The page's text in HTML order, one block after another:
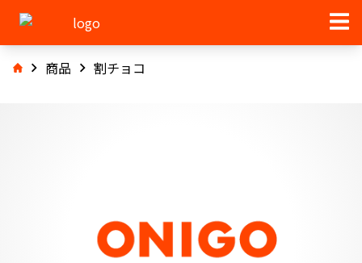
商品 割チョコ